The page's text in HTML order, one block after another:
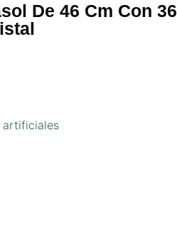
De 46 Cm Con 36
artificiales